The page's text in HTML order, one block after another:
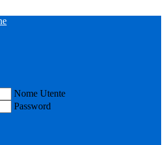
Nome Utente
Password